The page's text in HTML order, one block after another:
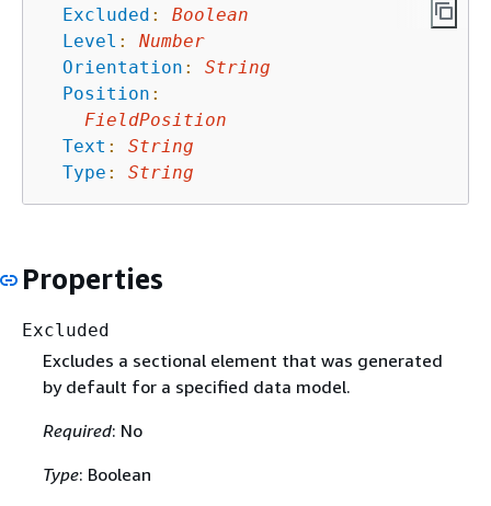
Excluded :
Boolean
Level :
Number
Orientation :
String
Position :
FieldPosition
Text :
String
Type : String
Properties
Excluded
Excludes a sectional element that was generated
by default for a specified data model.
Required: No
Type: Boolean